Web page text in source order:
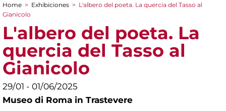
You are here
Home > Exhibiciones > L'albero del poeta. La quercia del Tasso al
Gianicolo
L'albero del poeta. La
quercia del Tasso al
Gianicolo
29/01 - 01/06/2025
Museo di Roma in Trastevere